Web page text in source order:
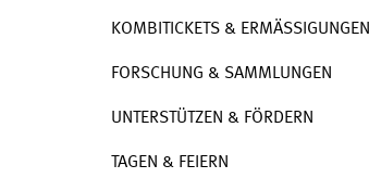
KOMBITICKETS & ERMÄSSIGUNGEN
FORSCHUNG & SAMMLUNGEN
UNTERSTÜTZEN & FÖRDERN
TAGEN & FEIERN